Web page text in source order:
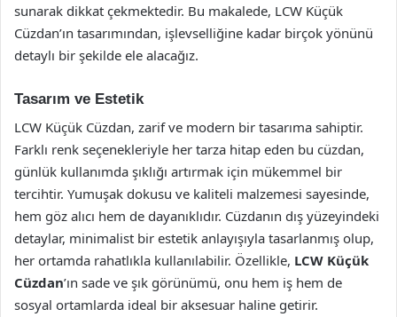
sunarak dikkat çekmektedir. Bu makalede, LCW Küçük
Cüzdan’ın tasarımından, işlevselliğine kadar birçok yönünü
detaylı bir şekilde ele alacağız.
Tasarım ve Estetik
LCW Küçük Cüzdan, zarif ve modern bir tasarıma sahiptir.
Farklı renk seçenekleriyle her tarza hitap eden bu cüzdan,
günlük kullanımda şıklığı artırmak için mükemmel bir
tercihtir. Yumuşak dokusu ve kaliteli malzemesi sayesinde,
hem göz alıcı hem de dayanıklıdır. Cüzdanın dış yüzeyindeki
detaylar, minimalist bir estetik anlayışıyla tasarlanmış olup,
her ortamda rahatlıkla kullanılabilir. Özellikle, LCW Küçük
Cüzdan’ın sade ve şık görünümü, onu hem iş hem de
sosyal ortamlarda ideal bir aksesuar haline getirir.